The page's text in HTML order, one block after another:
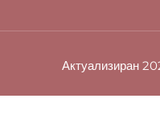
Актуализиран